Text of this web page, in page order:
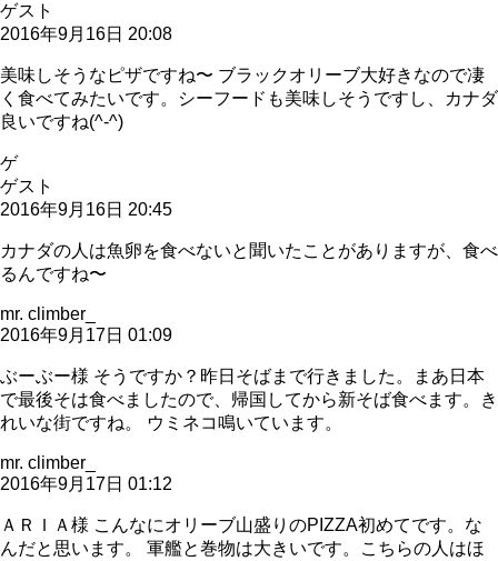
ゲスト
2016年9月16日 20:08
美味しそうなピザですね〜 ブラックオリーブ大好きなので凄
く食べてみたいです。シーフードも美味しそうですし、カナダ
良いですね(^-^)
ゲ
ゲスト
2016年9月16日 20:45
カナダの人は魚卵を食べないと聞いたことがありますが、食べ
るんですね〜
mr. climber_
2016年9月17日 01:09
ぶーぶー様 そうですか？昨日そばまで行きました。まあ日本
で最後そは食べましたので、帰国してから新そば食べます。き
れいな街ですね。 ウミネコ鳴いています。
mr. climber_
2016年9月17日 01:12
ＡＲＩＡ様 こんなにオリーブ山盛りのPIZZA初めてです。な
んだと思います。 軍艦と巻物は大きいです。こちらの人はほ